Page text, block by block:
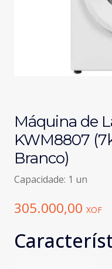
Máquina de
KWM8807
Branco)
Capacidade: 1 un
305.000,00 XOF